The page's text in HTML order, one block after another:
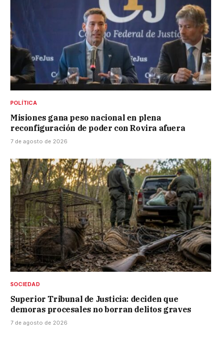
POLÍTICA
Misiones gana peso nacional en plena
reconfiguración de poder con Rovira afuera
7 de agosto de 2026
SOCIEDAD
Superior Tribunal de Justicia: deciden que
demoras procesales no borran delitos graves
7 de agosto de 2026